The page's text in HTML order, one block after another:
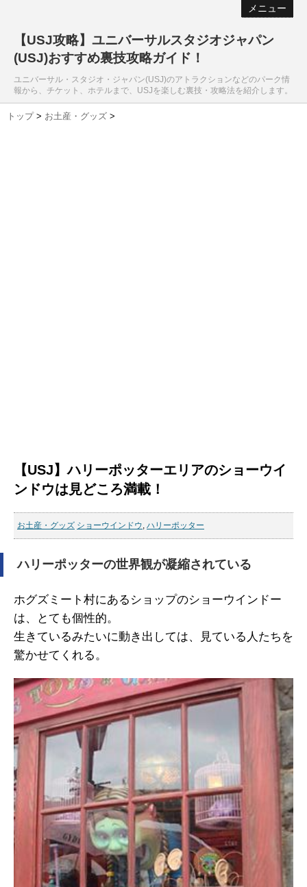
メニュー
【USJ攻略】ユニバーサルスタジオジャパン
(USJ)おすすめ裏技攻略ガイド！
ユニバーサル・スタジオ・ジャパン(USJ)のアトラクションなどのパーク情
報から、チケット、ホテルまで、USJを楽しむ裏技・攻略法を紹介します。
トップ > お土産・グッズ >
【USJ】ハリーポッターエリアのショーウイ
ンドウは見どころ満載！
お土産・グッズ ショーウインドウ, ハリーポッター
ハリーポッターの世界観が凝縮されている
ホグズミート村にあるショップのショーウインドー
は、とても個性的。
生きているみたいに動き出しては、見ている人たちを
驚かせてくれる。